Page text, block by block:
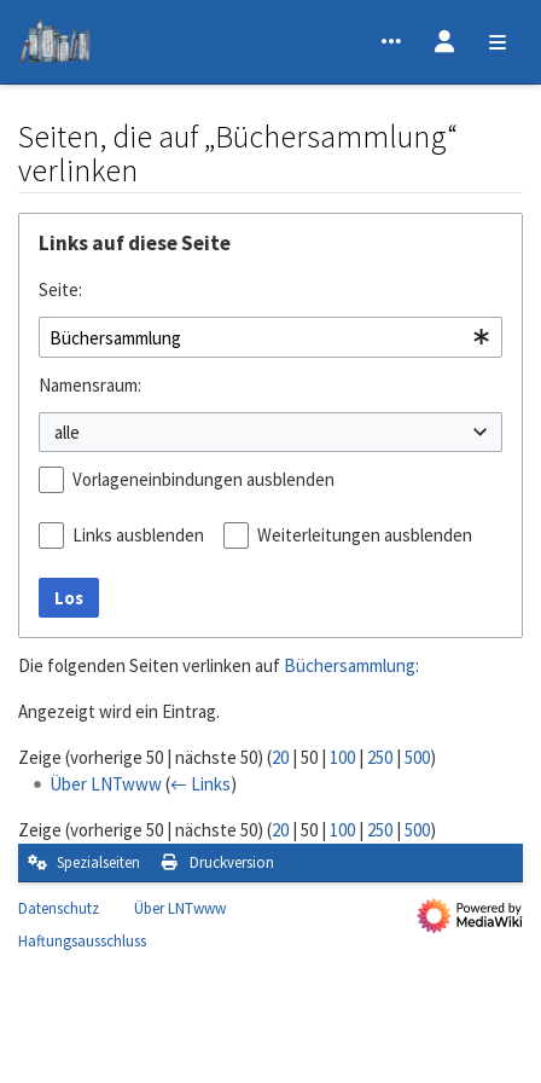
Seiten, die auf „Büchersammlung“
verlinken
Links auf diese Seite
Seite:
Namensraum:
alle
Vorlageneinbindungen ausblenden
Links ausblenden Weiterleitungen ausblenden
Los
Die folgenden Seiten verlinken auf Büchersammlung:
Angezeigt wird ein Eintrag.
Zeige (vorherige 50 nächste 50) (20 50 100 250 500)
Über LNTwww(← Links)
Zeige (vorherige 50 nächste 50) (20 50 100 250 500)
Spezialseiten Druckversion
Datenschutz
Über LNTwww
Haftungsausschluss